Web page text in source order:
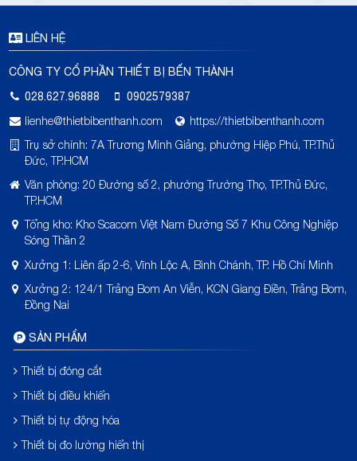
LIÊN HỆ
CÔNG TY CỔ PHẦN THIẾT BỊ BẾN THÀNH
028.627.96888
0902579387
lienhe@thietbibenthanh.com
https://thietbibenthanh.com
Trụ sở chính: 7A Trương Minh Giảng, phường Hiệp Phú, TP.Thủ
Đức, TP.HCM
Văn phòng: 20 Đường số 2, phường Trường Thọ, TP.Thủ Đức,
TP.HCM
Tổng kho: Kho Scacom Việt Nam Đường Số 7 Khu Công Nghiệp
Sóng Thần 2
Xưởng 1: Liên ấp 2-6, Vĩnh Lộc A, Bình Chánh, TP. Hồ Chí Minh
Xưởng 2: 124/1 Trảng Bom An Viễn, KCN Giang Điền, Trảng Bom,
Đồng Nai
SẢN PHẨM
Thiết bị đóng cắt
Thiết bị điều khiển
Thiết bị tự động hóa
Thiết bị đo lường hiển thị